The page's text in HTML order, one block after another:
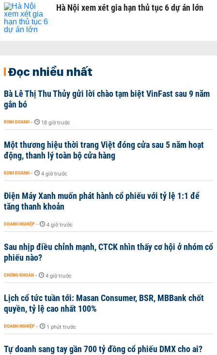
Hà Nội xem xét gia hạn thủ tục 6 dự án lớn
Đọc nhiều nhất
Bà Lê Thị Thu Thủy gửi lời chào tạm biệt VinFast sau 9 năm
gắn bó
KINH DOANH - 18 giờ trước
Một thương hiệu thời trang Việt đóng cửa sau 5 năm hoạt
động, thanh lý toàn bộ cửa hàng
KINH DOANH - 4 giờ trước
Điện Máy Xanh muốn phát hành cổ phiếu với tỷ lệ 1:1 để
tăng thanh khoản
DOANH NGHIỆP - 4 giờ trước
Sau nhịp điều chỉnh mạnh, CTCK nhìn thấy cơ hội ở nhóm cổ
phiếu nào?
CHỨNG KHOÁN - 4 giờ trước
Lịch cổ tức tuần tới: Masan Consumer, BSR, MBBank chốt
quyền, tỷ lệ cao nhất 100%
DOANH NGHIỆP - 1 phút trước
Tự doanh sang tay gần 700 tỷ đồng cổ phiếu DMX cho ai?